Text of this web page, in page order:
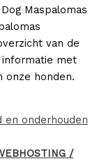
Maspalomas
van de
informatie met
onze honden.
en onderhouden
/